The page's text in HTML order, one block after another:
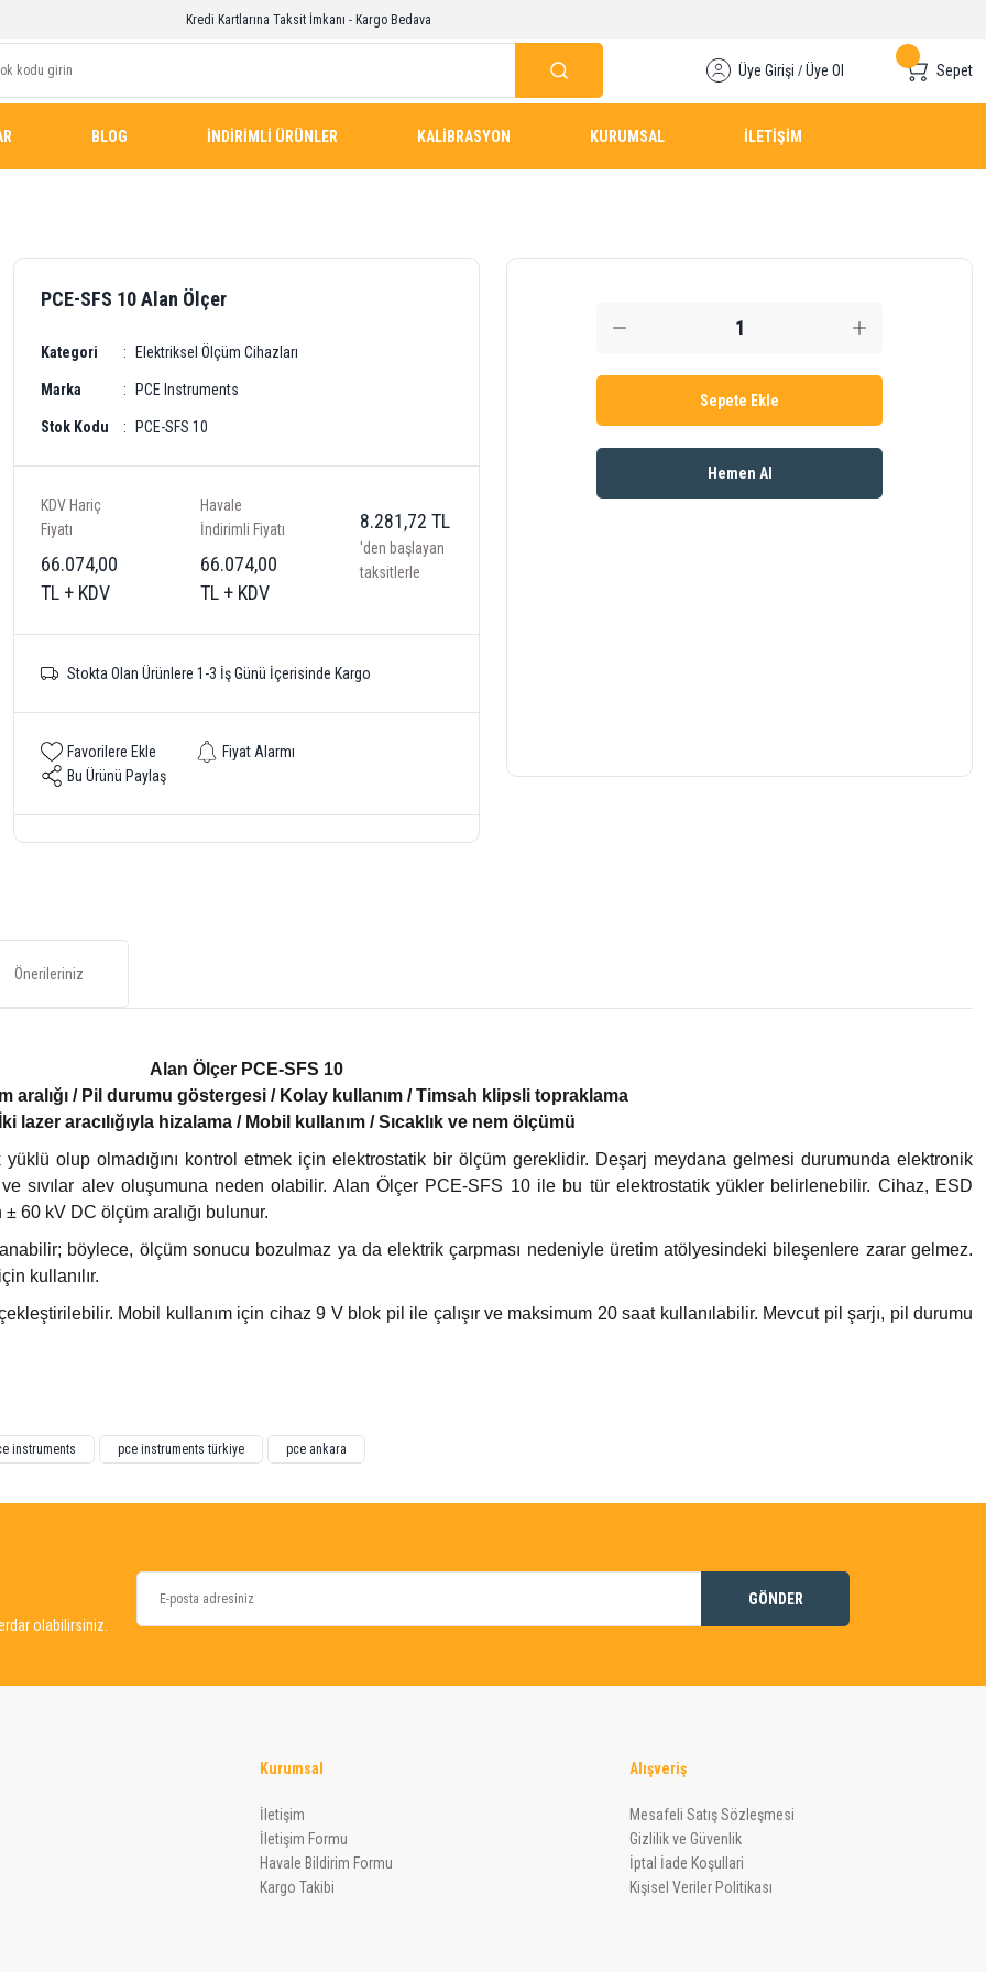
Kredi Kartlarına Taksit İmkanı - Kargo Bedava
Üye Girişi / Üye Ol Sepet
BLOG İNDİRİMLİ ÜRÜNLER KALİBRASYON KURUMSAL İLETİŞİM
PCE-SFS 10 Alan Ölçer
Kategori Elektriksel Ölçüm Cihazları
Marka PCE Instruments
Stok Kodu PCE-SFS 10
KDV Hariç
Fiyatı
66.074,00
TL + KDV
Havale
İndirimli Fiyatı
66.074,00
TL + KDV
8.281,72 TL
'den başlayan
taksitlerle
Stokta Olan Ürünlere 1-3 İş Günü İçerisinde Kargo
Fiyat Alarmı
Bu Ürünü Paylaş
Sepete Ekle
Hemen Al
Önerileriniz
Alan Ölçer PCE-SFS 10
aralığı / Pil durumu göstergesi / Kolay kullanım / Timsah klipsli topraklama
lazer aracılığıyla hizalama / Mobil kullanım / Sıcaklık ve nem ölçümü
olup olmadığını kontrol etmek için elektrostatik bir ölçüm gereklidir. Deşarj meydana gelmesi durumunda elektronik
sıvılar alev oluşumuna neden olabilir. Alan Ölçer PCE-SFS 10 ile bu tür elektrostatik yükler belirlenebilir. Cihaz, ESD
60 kV DC ölçüm aralığı bulunur.
böylece, ölçüm sonucu bozulmaz ya da elektrik çarpması nedeniyle üretim atölyesindeki bileşenlere zarar gelmez.
kullanılır.
Mobil kullanım için cihaz 9 V blok pil ile çalışır ve maksimum 20 saat kullanılabilir. Mevcut pil şarjı, pil durumu
Gönder
instruments pce instruments türkiye pce ankara
olabilirsiniz.
GÖNDER
Kurumsal
İletişim
İletişim Formu
Havale Bildirim Formu
Kargo Takibi
Alışveriş
Mesafeli Satış Sözleşmesi
Gizlilik ve Güvenlik
İptal İade Koşullari
Kişisel Veriler Politikası